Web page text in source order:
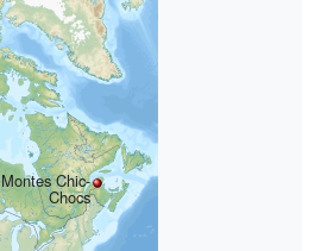
Montes Chic-
Chocs